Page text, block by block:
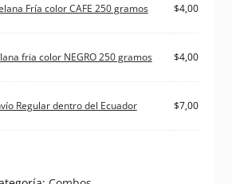
Fría color CAFE 250 gramos $4,00
fria color NEGRO 250 gramos $4,00
Regular dentro del Ecuador $7,00